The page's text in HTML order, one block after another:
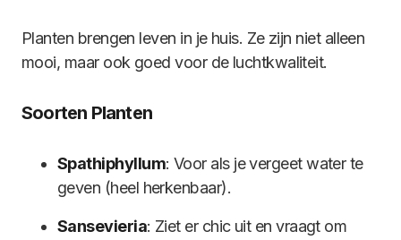
Planten brengen leven in je huis. Ze zijn niet alleen
mooi, maar ook goed voor de luchtkwaliteit.
Soorten Planten
Spathiphyllum: Voor als je vergeet water te
geven (heel herkenbaar).
Sansevieria: Ziet er chic uit en vraagt om